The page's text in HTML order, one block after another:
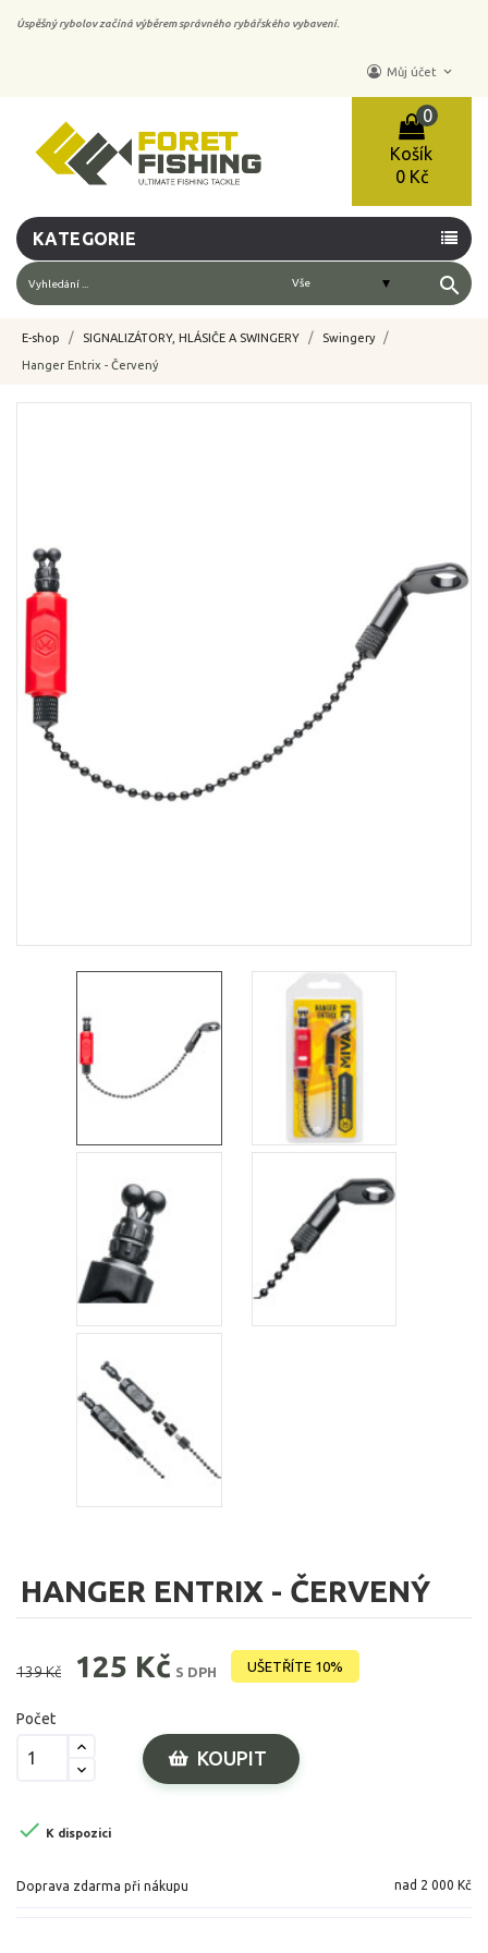
Úspěšný rybolov začíná výběrem správného rybářského vybavení.
Můj účet keyboard_arrow_down
Košík
0
0 Kč
KATEGORIE
search
E-shop SIGNALIZÁTORY, HLÁSIČE A SWINGERY Swingery
Hanger Entrix - Červený
HANGER ENTRIX - ČERVENÝ
139 Kč 125 Kč S DPH UŠETŘÍTE 10%
Počet
KOUPIT
 K dispozici
Doprava zdarma při nákupu nad 2 000 Kč